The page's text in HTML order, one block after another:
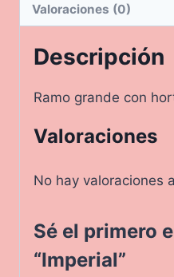
Valoraciones (0)
Descripción
Ramo grande con
Valoraciones
No hay valoraciones
Sé el primero
“Imperial”